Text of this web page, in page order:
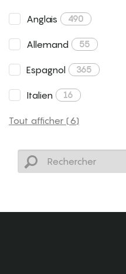
Anglais 490
Allemand 55
Espagnol 365
Italien 16
Tout afficher (6)